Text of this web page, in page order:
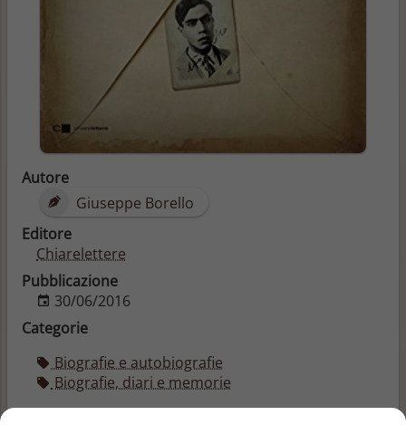
Autore
Giuseppe Borello
Editore
Chiarelettere
Pubblicazione
30/06/2016
Categorie
Biografie e autobiografie
Biografie, diari e memorie